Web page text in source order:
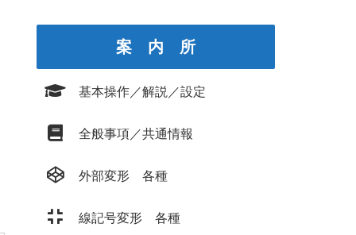
案 内 所
基本操作／解説／設定
全般事項／共通情報
外部変形 各種
線記号変形 各種